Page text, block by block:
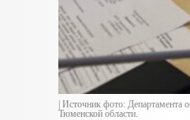
| Источник фото: Департамента
Тюменской области.